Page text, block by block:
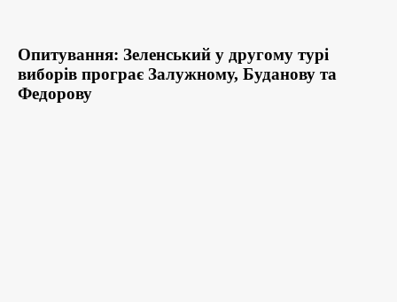
Опитування: Зеленський у другому турі
виборів програє Залужному, Буданову та
Федорову